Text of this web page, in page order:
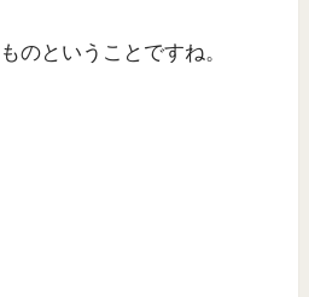
のということですね。